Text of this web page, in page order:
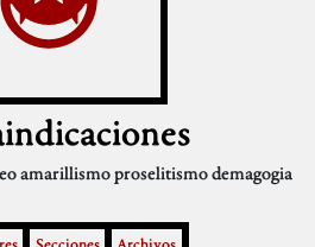
amarillismoproselitismodemagogia